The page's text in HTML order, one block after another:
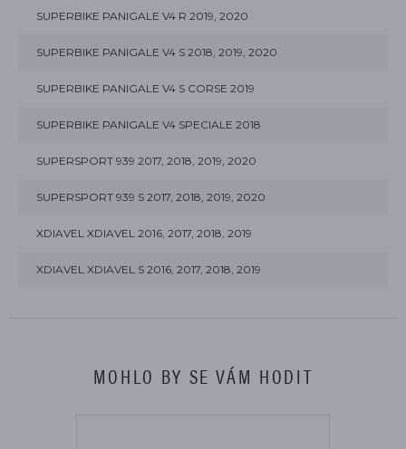
SUPERBIKE PANIGALE V4 R 2019, 2020
SUPERBIKE PANIGALE V4 S 2018, 2019, 2020
SUPERBIKE PANIGALE V4 S CORSE 2019
SUPERBIKE PANIGALE V4 SPECIALE 2018
SUPERSPORT 939 2017, 2018, 2019, 2020
SUPERSPORT 939 S 2017, 2018, 2019, 2020
XDIAVEL XDIAVEL 2016, 2017, 2018, 2019
XDIAVEL XDIAVEL S 2016, 2017, 2018, 2019
MOHLO BY SE VÁM HODIT